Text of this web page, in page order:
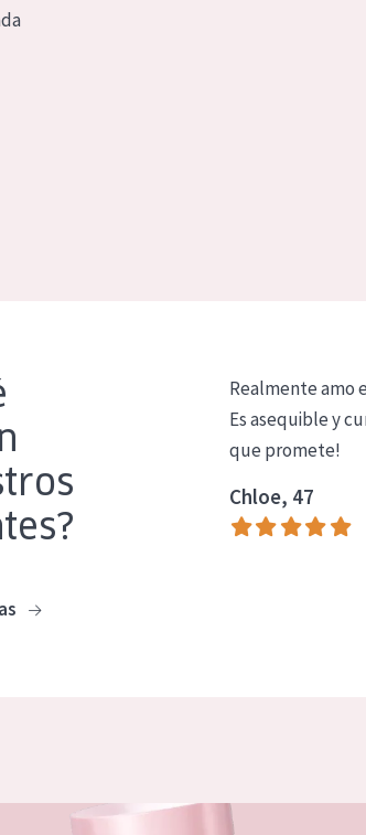
Realmente amo
Es asequible y
que promete!
Chloe, 47